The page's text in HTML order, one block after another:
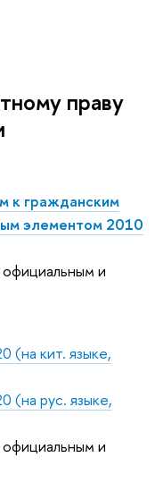
праву
к гражданским
элементом 2010
и
(на кит. языке,
(на рус. языке,
и